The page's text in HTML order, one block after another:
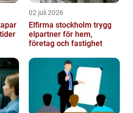
02 juli 2026
Elfirma stockholm trygg
elpartner för hem,
företag och fastighet